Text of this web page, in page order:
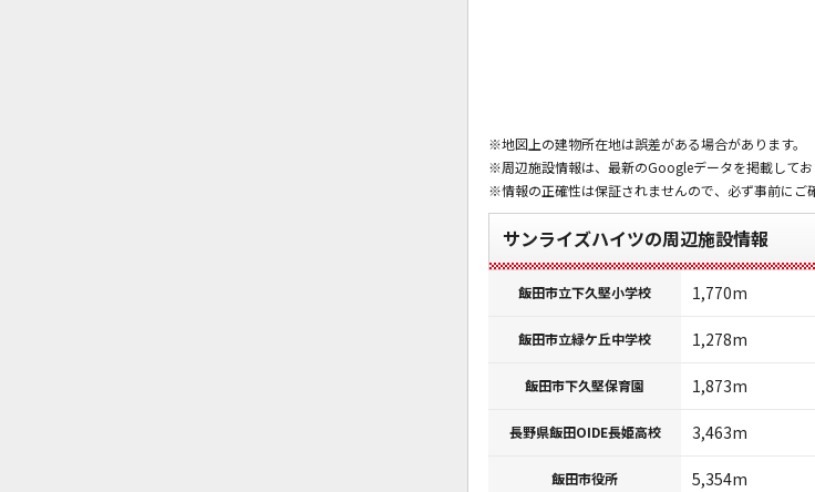
※地図上の建物所在地は誤差がある場合があります。
※周辺施設情報は、最新のGoogleデータを掲載してお
※情報の正確性は保証されませんので、必ず事前にご
サンライズハイツの周辺施設情報
飯田市立下久堅小学校 1,770m
飯田市立緑ケ丘中学校 1,278m
飯田市下久堅保育園 1,873m
長野県飯田OIDE長姫高校 3,463m
飯田市役所 5,354m